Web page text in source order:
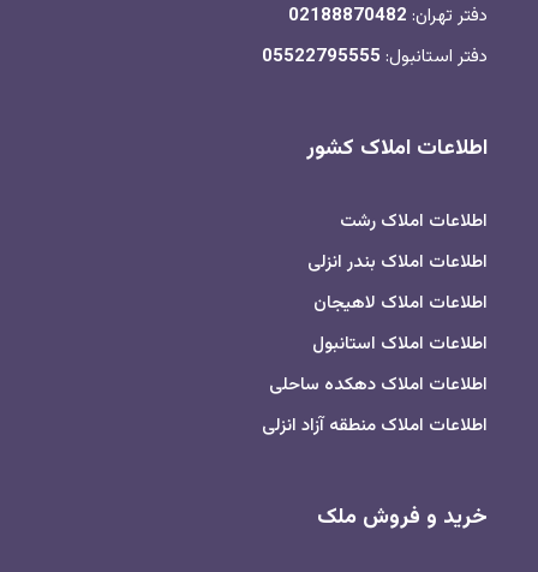
دفتر تهران: 02188870482
دفتر استانبول: 05522795555
اطلاعات املاک کشور
اطلاعات املاک رشت
اطلاعات املاک بندر انزلی
اطلاعات املاک لاهیجان
اطلاعات املاک استانبول
اطلاعات املاک دهکده ساحلی
اطلاعات املاک منطقه آزاد انزلی
خرید و فروش ملک